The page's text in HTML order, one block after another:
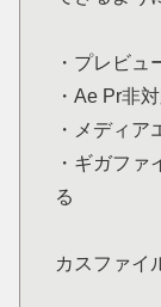
・プレビュ
・Ae Pr非
・メディ
・ギガフ
る
カスファイ